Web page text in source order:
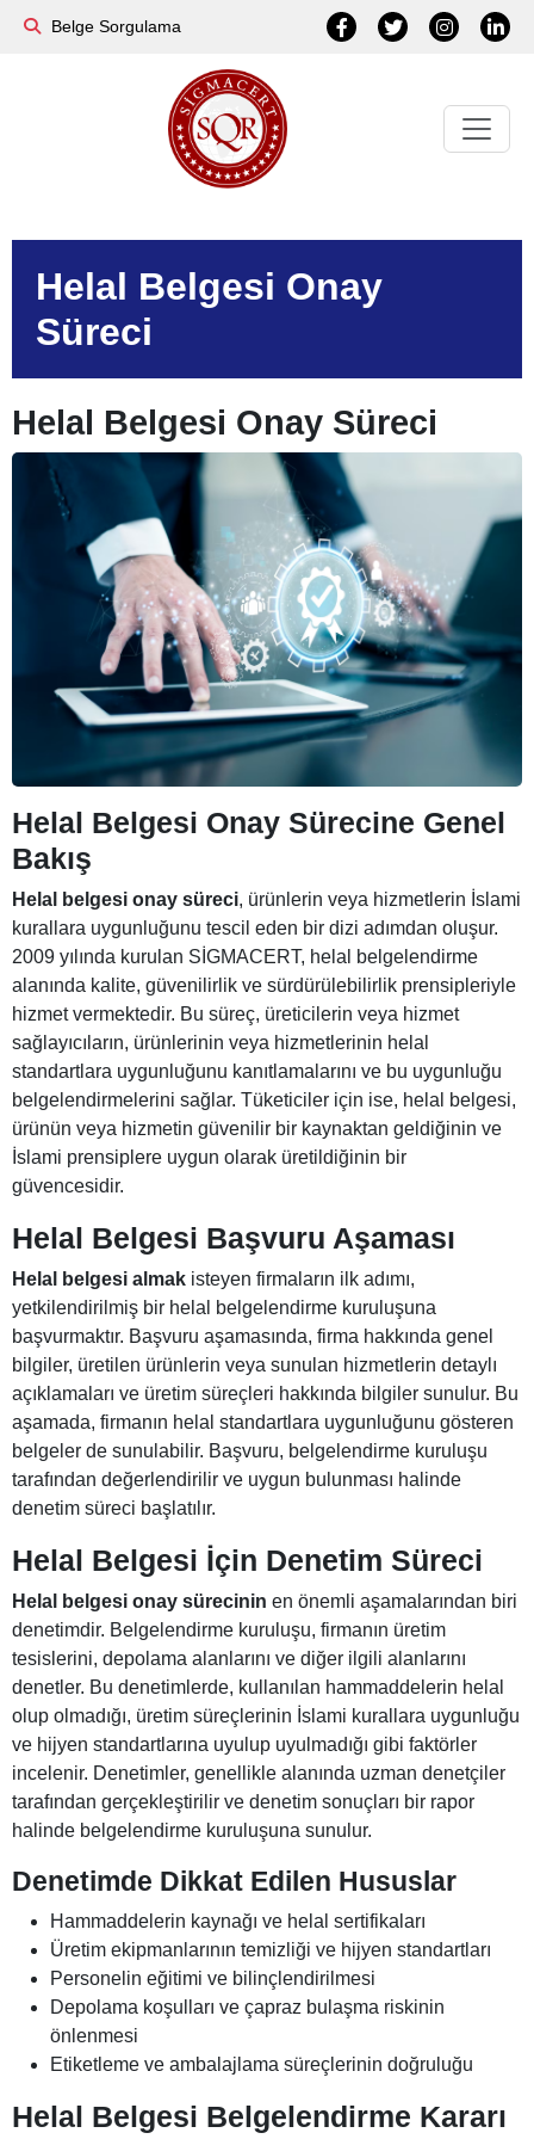
Belge Sorgulama
Helal Belgesi Onay
Süreci
Helal Belgesi Onay Süreci
Helal Belgesi Onay Sürecine Genel
Bakış
Helal belgesi onay süreci, ürünlerin veya hizmetlerin İslami
kurallara uygunluğunu tescil eden bir dizi adımdan oluşur.
2009 yılında kurulan SİGMACERT, helal belgelendirme
alanında kalite, güvenilirlik ve sürdürülebilirlik prensipleriyle
hizmet vermektedir. Bu süreç, üreticilerin veya hizmet
sağlayıcıların, ürünlerinin veya hizmetlerinin helal
standartlara uygunluğunu kanıtlamalarını ve bu uygunluğu
belgelendirmelerini sağlar. Tüketiciler için ise, helal belgesi,
ürünün veya hizmetin güvenilir bir kaynaktan geldiğinin ve
İslami prensiplere uygun olarak üretildiğinin bir
güvencesidir.
Helal Belgesi Başvuru Aşaması
Helal belgesi almak isteyen firmaların ilk adımı,
yetkilendirilmiş bir helal belgelendirme kuruluşuna
başvurmaktır. Başvuru aşamasında, firma hakkında genel
bilgiler, üretilen ürünlerin veya sunulan hizmetlerin detaylı
açıklamaları ve üretim süreçleri hakkında bilgiler sunulur. Bu
aşamada, firmanın helal standartlara uygunluğunu gösteren
belgeler de sunulabilir. Başvuru, belgelendirme kuruluşu
tarafından değerlendirilir ve uygun bulunması halinde
denetim süreci başlatılır.
Helal Belgesi İçin Denetim Süreci
Helal belgesi onay sürecinin en önemli aşamalarından biri
denetimdir. Belgelendirme kuruluşu, firmanın üretim
tesislerini, depolama alanlarını ve diğer ilgili alanlarını
denetler. Bu denetimlerde, kullanılan hammaddelerin helal
olup olmadığı, üretim süreçlerinin İslami kurallara uygunluğu
ve hijyen standartlarına uyulup uyulmadığı gibi faktörler
incelenir. Denetimler, genellikle alanında uzman denetçiler
tarafından gerçekleştirilir ve denetim sonuçları bir rapor
halinde belgelendirme kuruluşuna sunulur.
Denetimde Dikkat Edilen Hususlar
Hammaddelerin kaynağı ve helal sertifikaları
Üretim ekipmanlarının temizliği ve hijyen standartları
Personelin eğitimi ve bilinçlendirilmesi
Depolama koşulları ve çapraz bulaşma riskinin
önlenmesi
Etiketleme ve ambalajlama süreçlerinin doğruluğu
Helal Belgesi Belgelendirme Kararı